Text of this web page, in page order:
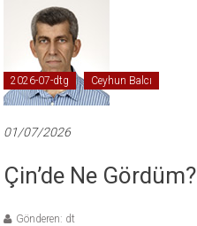
2026-07-dtg Ceyhun Balcı
01/07/2026
Çin’de Ne Gördüm?
Gönderen: dt